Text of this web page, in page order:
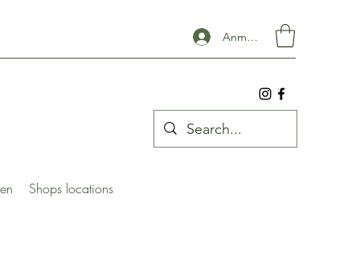
Anmelden
Shops locations